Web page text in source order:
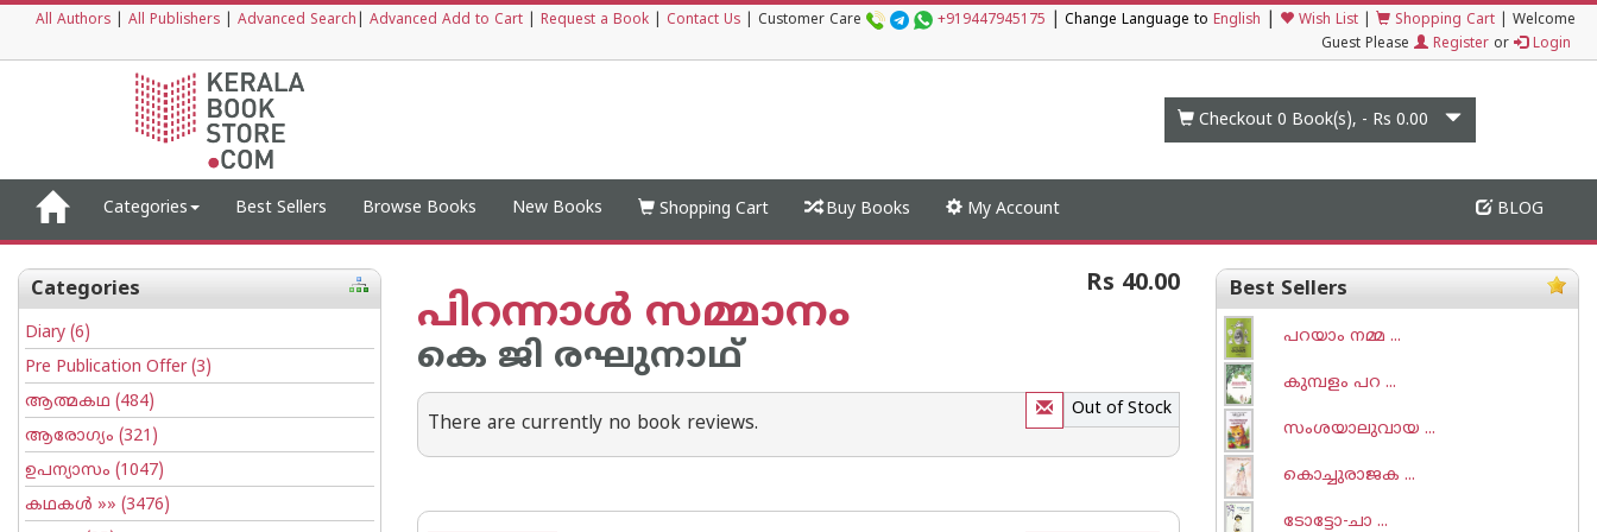
All Authors All Publishers Advanced Search Advanced Add to Cart Request a Book Contact Us Customer Care +919447945175 Change Language to English Wish List Shopping Cart
Welcome
Guest Please
Register or Login
Checkout 0 Book(s), - Rs 0.00
Categories Best Sellers Browse Books New Books Shopping Cart Buy Books My Account BLOG
Categories
Diary (6)
Pre Publication Offer(3)
ആത്മകഥ (484)
ആരോഗ്യം (321)
ഉപന്യാസം (1047)
കഥകള്‍ »» (3476)
പിറന്നാള്‍ സമ്മാനം
കെ ജി രഘുനാഥ്‌
Rs 40.00
Out of Stock
There are currently no book reviews.
Best Sellers
പറയാം നമ്മ ...
കുമ്പളം പറ ...
സംശയാലുവായ ...
കൊച്ചുരാജക ...
ടോട്ടോ-ചാ‌ ...